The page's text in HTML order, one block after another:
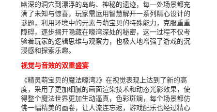
幽深的洞穴到漂浮的岛屿、神秘的遗迹，每一处场景都充
满了未知与惊喜，玩家需运用智慧解开一系列精心设计的
谜题，利用环境中的元素与萌宝贝的特殊能力，克服重重
障碍，逐步揭开隐藏在嚎湾深处的秘密，这一过程不仅考
验着玩家的逻辑思维与观察力，也极大地增强了游戏的沉
浸感和探索乐趣。
视觉与音效的双重盛宴
《精灵萌宝贝的魔法嚎湾2》在视觉表现上达到了新的高
度，采用了更加细腻的画面渲染技术和动态光影效果，使
得整个魔法世界更加生动逼真，色彩斑斓，每个场景都仿
佛一幅精美的画卷，让人流连忘返，游戏配乐也经过精心